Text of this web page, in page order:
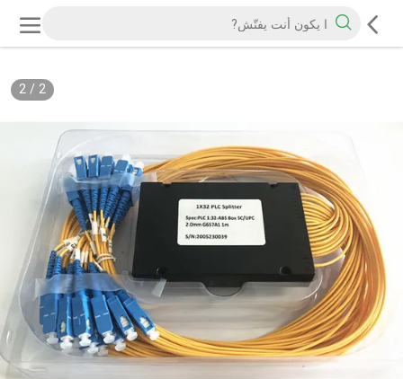
2
/
2